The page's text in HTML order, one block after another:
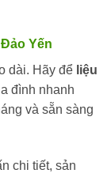
Yến
dài. Hãy để liệu
đình nhanh
và sẵn sàng
chi tiết, sản